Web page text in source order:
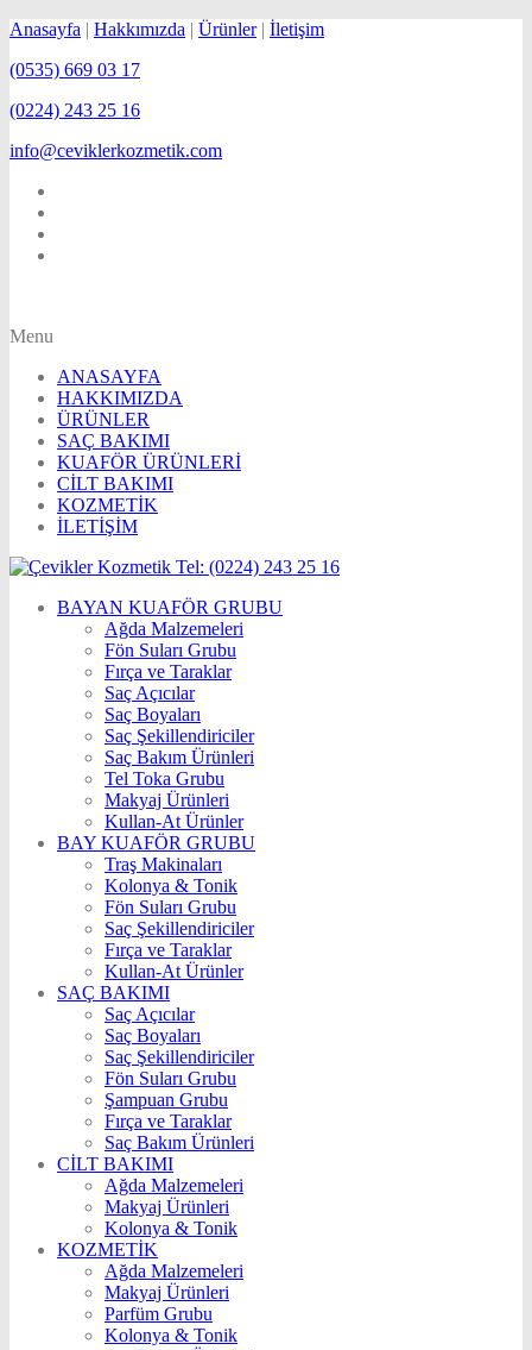
Anasayfa | Hakkımızda | Ürünler| İletişim
(0535) 669 03 17
(0224) 243 25 16
info@ceviklerkozmetik.com
Menu
ANASAYFA
HAKKIMIZDA
ÜRÜNLER
SAÇ BAKIMI
KUAFÖR ÜRÜNLERİ
CİLT BAKIMI
KOZMETİK
İLETİŞİM
BAYAN KUAFÖR GRUBU
Ağda Malzemeleri
Fön Suları Grubu
Fırça ve Taraklar
Saç Açıcılar
Saç Boyaları
Saç Şekillendiriciler
Saç Bakım Ürünleri
Tel Toka Grubu
Makyaj Ürünleri
Kullan-At Ürünler
BAY KUAFÖR GRUBU
Traş Makinaları
Kolonya & Tonik
Fön Suları Grubu
Saç Şekillendiriciler
Fırça ve Taraklar
Kullan-At Ürünler
SAÇ BAKIMI
Saç Açıcılar
Saç Boyaları
Saç Şekillendiriciler
Fön Suları Grubu
Şampuan Grubu
Fırça ve Taraklar
Saç Bakım Ürünleri
CİLT BAKIMI
Ağda Malzemeleri
Makyaj Ürünleri
Kolonya & Tonik
KOZMETİK
Ağda Malzemeleri
Makyaj Ürünleri
Parfüm Grubu
Kolonya & Tonik